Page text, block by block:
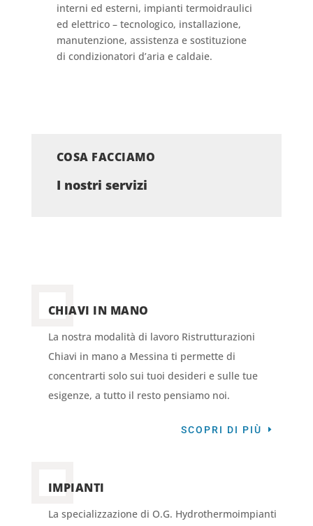
interni ed esterni, impianti termoidraulici
ed elettrico – tecnologico, installazione,
manutenzione, assistenza e sostituzione
di condizionatori d’aria e caldaie.
COSA FACCIAMO
I nostri servizi
CHIAVI IN MANO
La nostra modalità di lavoro Ristrutturazioni
Chiavi in mano a Messina ti permette di
concentrarti solo sui tuoi desideri e sulle tue
esigenze, a tutto il resto pensiamo noi.
SCOPRI DI PIÙ
IMPIANTI
La specializzazione di O.G. Hydrothermoimpianti